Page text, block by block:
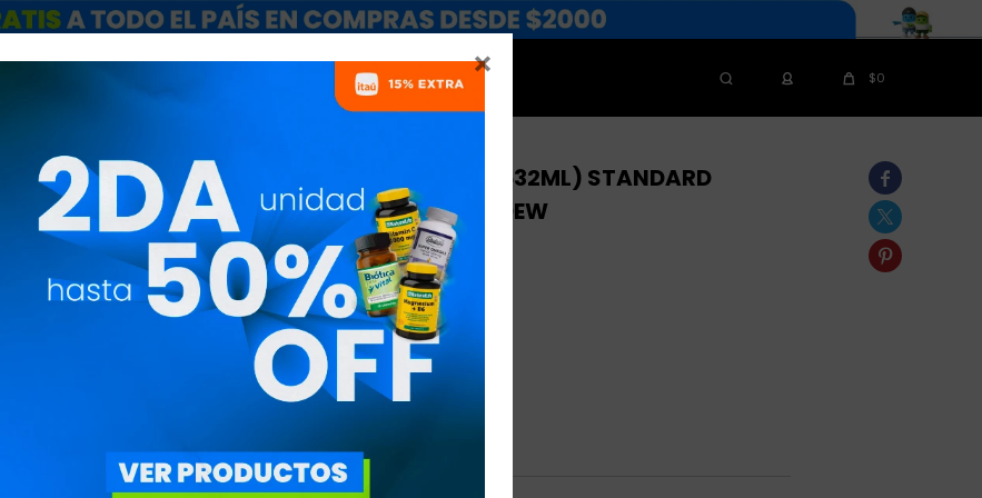

NUTRICIONISTAS $0



BOTELLA 18 OZ (532ML) STANDARD
HYDRO FLASK - DEW
S18SX441
$2.050
$1.743